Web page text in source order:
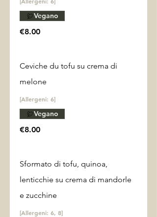
€8.00
Vegano
Ceviche du tofu su crema di
melone
[Allergeni: 6]
€8.00
Vegano
Sformato di tofu, quinoa,
lenticchie su crema di mandorle
e zucchine
[Allergeni: 6, 8]